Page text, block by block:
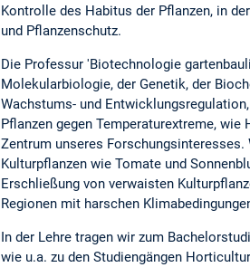
Kontrolle des Habitus der Pflanzen, in
und Pflanzenschutz.
Die Professur 'Biotechnologie
Molekularbiologie, der Genetik, der
Wachstums- und
Pflanzen gegen Temperaturextreme,
Zentrum unseres
Kulturpflanzen wie Tomate und
Erschließung von verwaisten
Regionen mit harschen
In der Lehre tragen wir zum
wie u.a. zu den Studiengängen